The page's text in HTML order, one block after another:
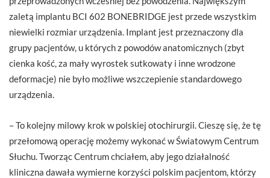
zaletą implantu BCI 602 BONEBRIDGE jest przede wszystkim
niewielki rozmiar urządzenia. Implant jest przeznaczony dla
grupy pacjentów, u których z powodów anatomicznych (zbyt
cienka kość, za mały wyrostek sutkowaty i inne wrodzone
deformacje) nie było możliwe wszczepienie standardowego
urządzenia.
– To kolejny milowy krok w polskiej otochirurgii. Cieszę się, że tę
przełomową operację możemy wykonać w Światowym Centrum
Słuchu. Tworząc Centrum chciałem, aby jego działalność
kliniczna dawała wymierne korzyści polskim pacjentom, którzy